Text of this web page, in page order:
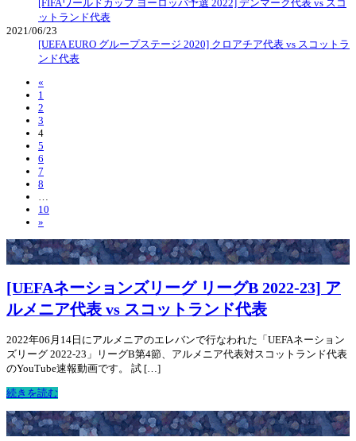
[FIFAワールドカップ ヨーロッパ予選 2022] デンマーク代表 vs スコ
ットランド代表
2021/06/23
[UEFA EURO グループステージ 2020] クロアチア代表 vs スコットラ
ンド代表
«
1
2
3
4
5
6
7
8
10
»
[UEFAネーションズリーグ リーグB 2022-23] ア
ルメニア代表 vs スコットランド代表
2022年06月14日にアルメニアのエレバンで行なわれた「UEFAネーション
ズリーグ 2022-23」リーグB第4節、アルメニア代表対スコットランド代表
のYouTube速報動画です。 試 […]
続きを読む